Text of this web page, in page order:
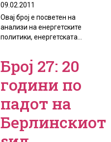
09.02.2011
Овај број е посветен на
анализи на енергетските
политики, енергетската...
Број 27: 20
години по
падот на
Берлинскиот